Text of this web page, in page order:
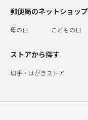
郵便局のネットショッ
母の日 こどもの日
ストアから探す
切手・はがきストア